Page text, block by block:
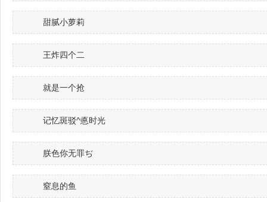
甜腻小萝莉
王炸四个二
就是一个抢
记忆斑驳^悳时光
朕色你无罪ぢ
窒息的鱼